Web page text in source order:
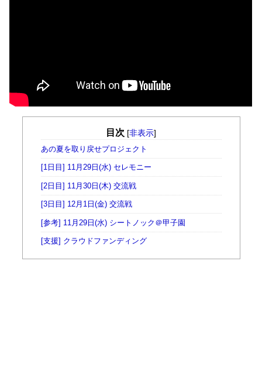
目次 [非表示]
あの夏を取り戻せプロジェクト
[1日目] 11月29日(水) セレモニー
[2日目] 11月30日(木) 交流戦
[3日目] 12月1日(金) 交流戦
[参考] 11月29日(水) シートノック＠甲子園
[支援] クラウドファンディング